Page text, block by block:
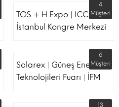
TOS + H Expo | ICC -
İstanbul Kongre Merkezi
4
Müşteri
Solarex | Güneş Enerjisi &
Teknolojileri Fuarı | İFM
6
Müşteri
13